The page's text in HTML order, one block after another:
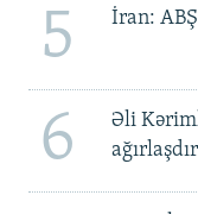
5 İran:
6
Əli